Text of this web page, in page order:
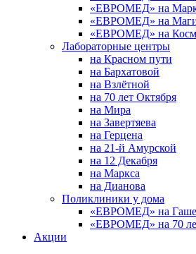
«ЕВРОМЕД» на
«ЕВРОМЕД» на
«ЕВРОМЕД» на
Лабораторные центры
на Красном пути
на Бархатовой
на Взлётной
на 70 лет Октября
на Мира
на Завертяева
на Герцена
на 21-й Амурской
на 12 Декабря
на Маркса
на Дианова
Поликлиники у дома
«ЕВРОМЕД» на
«ЕВРОМЕД» на 70
Акции